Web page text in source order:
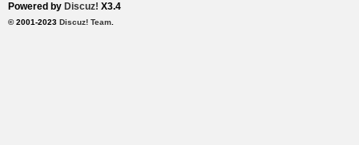
Powered by Discuz! X3.4
© 2001-2023 Discuz! Team